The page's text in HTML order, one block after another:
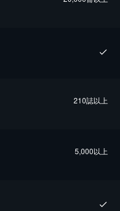
210誌以上
5,000以上